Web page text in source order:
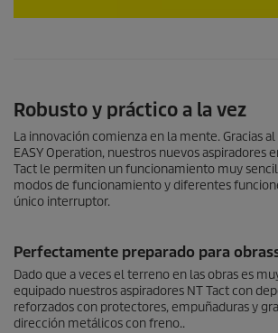
Robusto y práctico a la vez
La innovación comienza en la mente. Gracias
EASY Operation, nuestros nuevos aspiradores
Tact le permiten un funcionamiento muy
modos de funcionamiento y diferentes
único interruptor.
Perfectamente preparado para
Dado que a veces el terreno en las obras es
equipado nuestros aspiradores NT Tact con
reforzados con protectores, empuñaduras y
dirección metálicos con freno..